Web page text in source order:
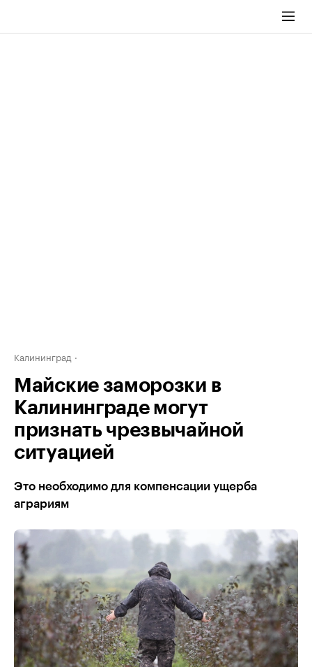
Калининград
Майские заморозки в
Калининграде могут
признать чрезвычайной
ситуацией
Это необходимо для компенсации ущерба
аграриям